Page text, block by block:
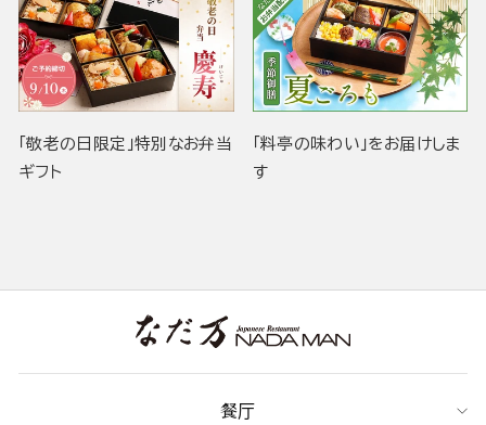
「敬老の日限定」特別なお弁当
ギフト
「料亭の味わい」をお届けしま
す
餐厅